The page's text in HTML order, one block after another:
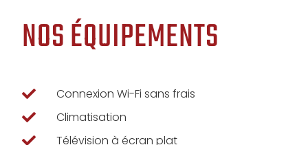
NOS ÉQUIPEMENTS
Connexion Wi-Fi sans frais
Climatisation
Télévision à écran plat